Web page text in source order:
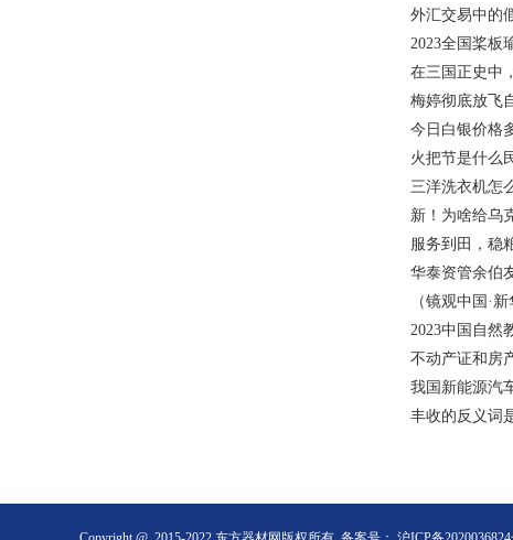
外汇交易中的
2023全国桨板
在三国正史中
梅婷彻底放飞
今日白银价格
火把节是什么
三洋洗衣机怎
新！为啥给乌
服务到田，稳
华泰资管余伯
（镜观中国·
2023中国自然
不动产证和房
我国新能源汽
丰收的反义词